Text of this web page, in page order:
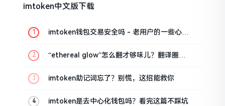
imtoken中文版下载
imtoken钱包交易安全吗 - 老用户的一些心里
“ethereal glow”怎么翻才够味儿？翻译圈老
imtoken助记词忘了？别慌，这招能救你
imtoken是去中心化钱包吗？看完这篇不踩坑